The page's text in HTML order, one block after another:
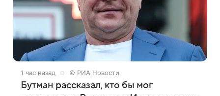
1 час назад © РИА Новости
Бутман рассказал, кто бы мог